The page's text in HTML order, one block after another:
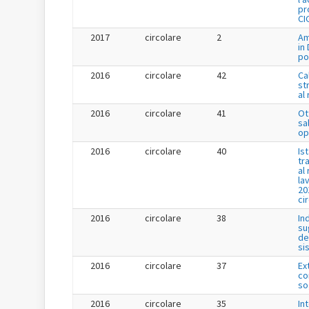
2017
circolare 2
in
2016
circolare 42
al
2016
circolare 41
2016
circolare 40
al
2016
circolare 38
2016
circolare 37
2016
circolare 35